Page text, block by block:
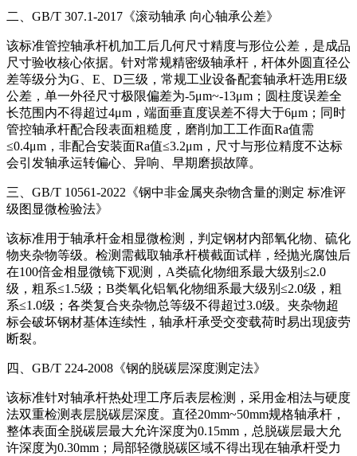
二、GB/T 307.1-2017《滚动轴承 向心轴承公差》
该标准管控轴承杆机加工后几何尺寸精度与形位公差，是成品
尺寸验收核心依据。针对常规精密级轴承杆，杆体外圆直径公
差等级分为G、E、D三级，常规工业设备配套轴承杆选用E级
公差，单一外径尺寸极限偏差为-5μm~-13μm；圆柱度误差全
长范围内不得超过4μm，端面垂直度误差不得大于6μm；同时
管控轴承杆配合段表面粗糙度，磨削加工工作面Ra值需
≤0.4μm，非配合安装面Ra值≤3.2μm，尺寸与形位精度不达标
会引发轴承运转偏心、异响、早期磨损故障。
三、GB/T 10561-2022《钢中非金属夹杂物含量的测定 标准评
级图显微检验法》
该标准用于轴承杆金相显微检测，判定钢材内部氧化物、硫化
物夹杂物等级。检测需截取轴承杆横截面试样，经抛光腐蚀后
在100倍金相显微镜下观测，A类硫化物细系最大级别≤2.0
级，粗系≤1.5级；B类氧化铝氧化物细系最大级别≤2.0级，粗
系≤1.0级；各类复合夹杂物总等级不得超过3.0级。夹杂物超
标会破坏钢材基体连续性，轴承杆承受交变载荷时易出现疲劳
断裂。
四、GB/T 224-2008《钢的脱碳层深度测定法》
该标准针对轴承杆热处理工序后表层检测，采用金相法与硬度
法双重检测表层脱碳层深度。直径20mm~50mm规格轴承杆，
整体表面全脱碳层最大允许深度为0.15mm，总脱碳层最大允
许深度为0.30mm；局部轻微脱碳区域不得出现在轴承杆受力